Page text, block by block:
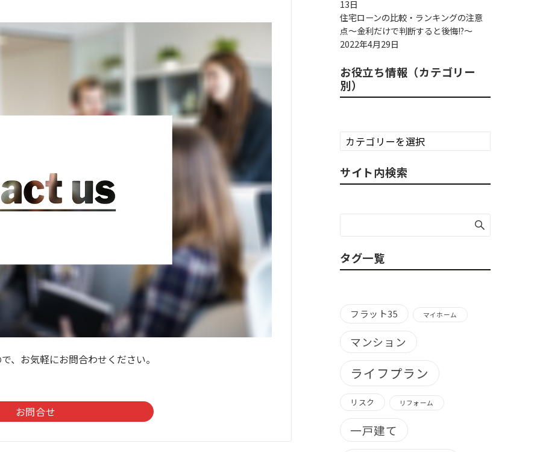
、お気軽にお問合わせください。
お問合せ
13日
住宅ローンの比較・ランキングの注意
点～金利だけで判断すると後悔!?～
2022年4月29日
お役立ち情報（カテゴリー
別）
お
役
ち
情
（カ
ゴ
リ
ー
サイト内検索
タグ一覧
フラット35 マイホーム
マンション
ライフプラン
リスク リフォーム
一戸建て